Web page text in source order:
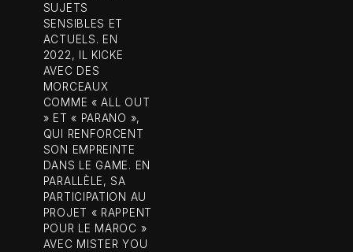
SUJETS
SENSIBLES ET
ACTUELS. EN
2022, IL KICKE
AVEC DES
MORCEAUX
COMME « ALL OUT
» ET « PARANO »,
QUI RENFORCENT
SON EMPREINTE
DANS LE GAME. EN
PARALLÈLE, SA
PARTICIPATION AU
PROJET « RAPPENT
POUR LE MAROC »
AVEC MISTER YOU